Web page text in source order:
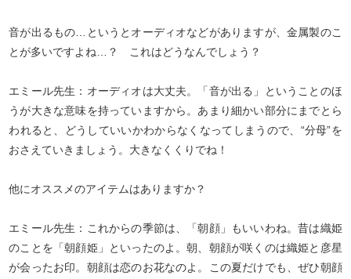
音が出るもの…というとオーディオなどがありますが、金属製のこ
とが多いですよね…？ これはどうなんでしょう？
エミール先生：オーディオは大丈夫。「音が出る」ということのほ
うが大きな意味を持っていますから。あまり細かい部分にまでとら
われると、どうしていいかわからなくなってしまうので、“分母”を
おさえていきましょう。大きなくくりでね！
他にオススメのアイテムはありますか？
エミール先生：これからの季節は、「朝顔」もいいわね。昔は織姫
のことを「朝顔姫」といったのよ。朝、朝顔が咲くのは織姫と彦星
が会ったお印。朝顔は恋のお花なのよ。この夏だけでも、ぜひ朝顔